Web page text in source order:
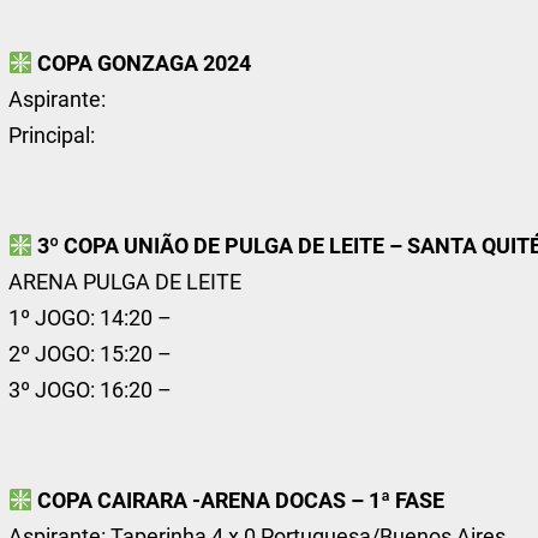
COPA GONZAGA 2024
Aspirante:
Principal:
3º COPA UNIÃO DE PULGA DE LEITE – SANTA
ARENA PULGA DE LEITE
1º JOGO: 14:20 –
2º JOGO: 15:20 –
3º JOGO: 16:20 –
COPA CAIRARA -ARENA DOCAS – 1ª FASE